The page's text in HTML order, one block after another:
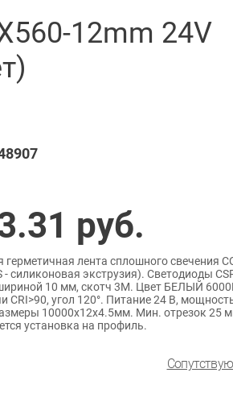
12mm 24V
руб.
герметичная лента сплошного свечения
- силиконовая экструзия). Светодиоды
10 мм, скотч 3M. Цвет БЕЛЫЙ
CRI>90, угол 120°. Питание 24 В,
10000x12x4.5мм. Мин. отрезок 25
установка на профиль.